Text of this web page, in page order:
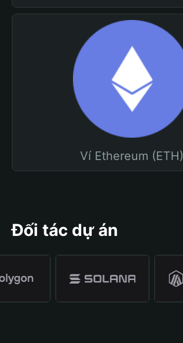
Ví Ethereum (ETH)
Đối tác dự án